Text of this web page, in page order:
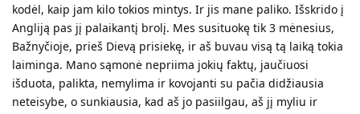
kodėl, kaip jam kilo tokios mintys. Ir jis mane paliko. Išskrido į
Angliją pas jį palaikantį brolį. Mes susituokę tik 3 mėnesius,
Bažnyčioje, prieš Dievą prisiekę, ir aš buvau visą tą laiką tokia
laiminga. Mano sąmonė nepriima jokių faktų, jaučiuosi
išduota, palikta, nemylima ir kovojanti su pačia didžiausia
neteisybe, o sunkiausia, kad aš jo pasiilgau, aš jį myliu ir